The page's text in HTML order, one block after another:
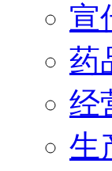
宣
药
经
生